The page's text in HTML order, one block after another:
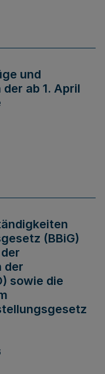
und
ab 1. April
(BBiG)
der
sowie die